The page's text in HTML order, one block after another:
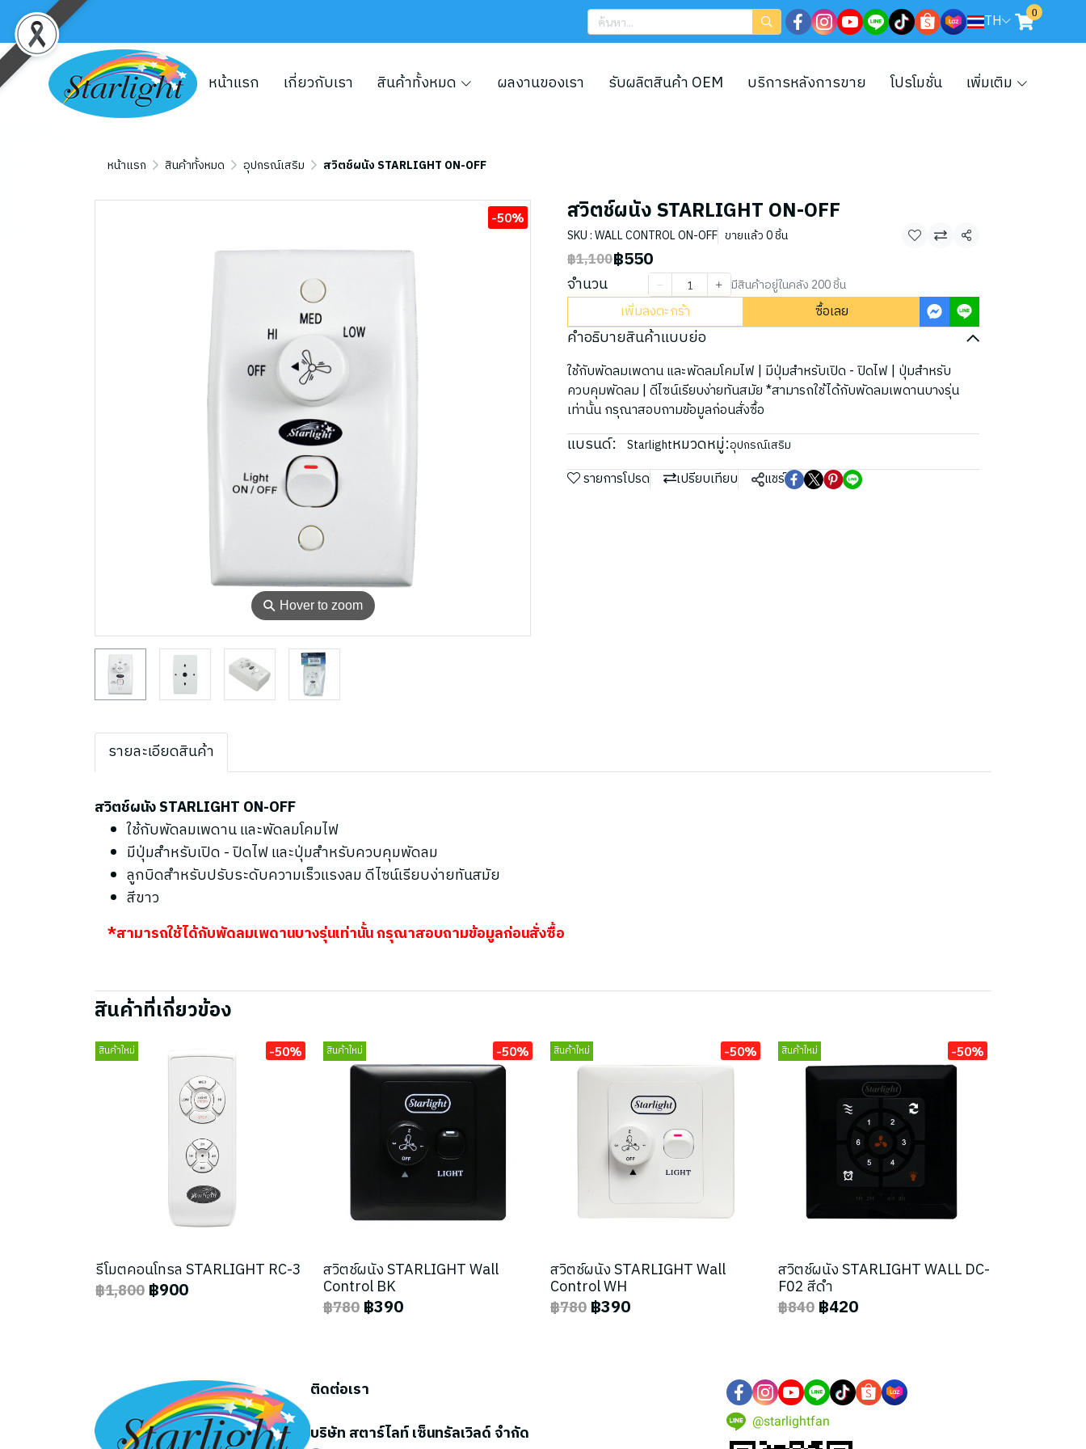
TH 0
หน้าแรก เกี่ยวกับเรา สินค้าทั้งหมด ผลงานของเรา รับผลิตสินค้า OEM บริการหลังการขาย โปรโมชั่น เพิ่มเติม
หน้าแรก สินค้าทั้งหมด อุปกรณ์เสริม สวิตช์ผนัง STARLIGHT ON-OFF
⚲ Hover to zoom
-50% สวิตช์ผนัง STARLIGHT ON-OFF
SKU : WALL CONTROL ON-OFF ขายแล้ว 0 ชิ้น
แชร์
฿1,100฿550
จำนวน มีสินค้าอยู่ในคลัง 200 ชิ้น
เพิ่มลงตะกร้า ซื้อเลย
คำอธิบายสินค้าแบบย่อ
ใช้กับพัดลมเพดาน และพัดลมโคมไฟ | มีปุ่มสำหรับเปิด - ปิดไฟ | ปุ่มสำหรับ
ควบคุมพัดลม | ดีไซน์เรียบง่ายทันสมัย *สามารถใช้ได้กับพัดลมเพดานบางรุ่น
เท่านั้น กรุณาสอบถามข้อมูลก่อนสั่งซื้อ
แบรนด์: Starlightหมวดหมู่:อุปกรณ์เสริม
รายการโปรด เปรียบเทียบ แชร์
รายละเอียดสินค้า
สวิตช์ผนัง STARLIGHT ON-OFF
ใช้กับพัดลมเพดาน และพัดลมโคมไฟ
มีปุ่มสำหรับเปิด - ปิดไฟ และปุ่มสำหรับควบคุมพัดลม
ลูกบิดสำหรับปรับระดับความเร็วแรงลม ดีไซน์เรียบง่ายทันสมัย
สีขาว
*สามารถใช้ได้กับพัดลมเพดานบางรุ่นเท่านั้น กรุณาสอบถามข้อมูลก่อนสั่งซื้อ
สินค้าที่เกี่ยวข้อง
สินค้าใหม่ -50%
รีโมตคอนโทรล STARLIGHT RC-3
฿1,800 ฿900
สินค้าใหม่ -50%
สวิตช์ผนัง STARLIGHT Wall
Control BK
฿780 ฿390
สินค้าใหม่ -50%
สวิตช์ผนัง STARLIGHT Wall
Control WH
฿780 ฿390
สินค้าใหม่ -50%
สวิตช์ผนัง STARLIGHT WALL DC-
F02 สีดำ
฿840 ฿420
ติดต่อเรา
บริษัท สตาร์ไลท์ เซ็นทรัลเวิลด์ จำกัด
@starlightfan